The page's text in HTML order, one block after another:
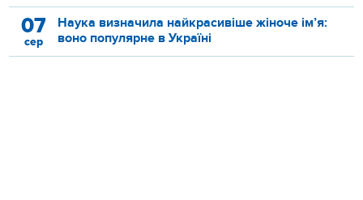
07
сер
Наука визначила найкрасивіше жіноче ім’я:
воно популярне в Україні